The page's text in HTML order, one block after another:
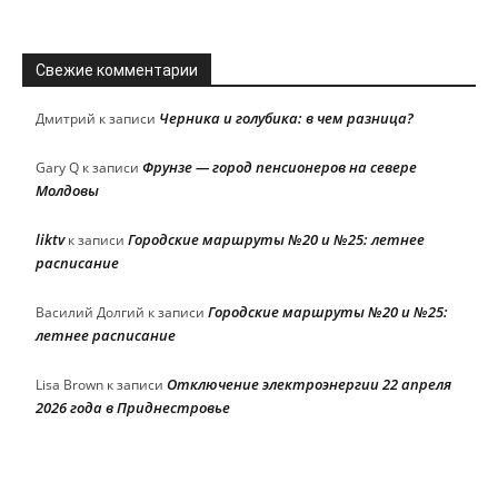
Свежие комментарии
Дмитрий к записи Черника и голубика: в чем разница?
Gary Q к записи Фрунзе — город пенсионеров на севере
Молдовы
liktvк записи Городские маршруты №20 и №25: летнее
расписание
Василий Долгий к записи Городские маршруты №20 и №25:
летнее расписание
Lisa Brown к записи Отключение электроэнергии 22 апреля
2026 года в Приднестровье